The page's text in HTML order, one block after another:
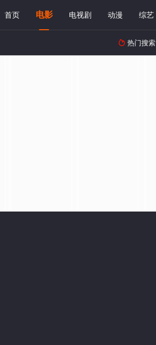
首页 电影 电视剧 动漫 综艺
 热门搜索